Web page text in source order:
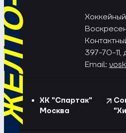
397-70-11,
Email:
ХК "Спартак"
Москва